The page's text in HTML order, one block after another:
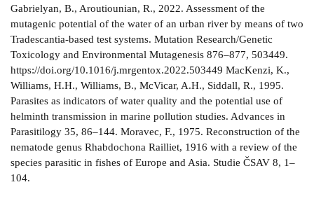
Gabrielyan, B., Aroutiounian, R., 2022. Assessment of the
mutagenic potential of the water of an urban river by means of two
Tradescantia-based test systems. Mutation Research/Genetic
Toxicology and Environmental Mutagenesis 876–877, 503449.
https://doi.org/10.1016/j.mrgentox.2022.503449 MacKenzi, K.,
Williams, H.H., Williams, B., McVicar, A.H., Siddall, R., 1995.
Parasites as indicators of water quality and the potential use of
helminth transmission in marine pollution studies. Advances in
Parasitilogy 35, 86–144. Moravec, F., 1975. Reconstruction of the
nematode genus Rhabdochona Railliet, 1916 with a review of the
species parasitic in fishes of Europe and Asia. Studie ČSAV 8, 1–
104.